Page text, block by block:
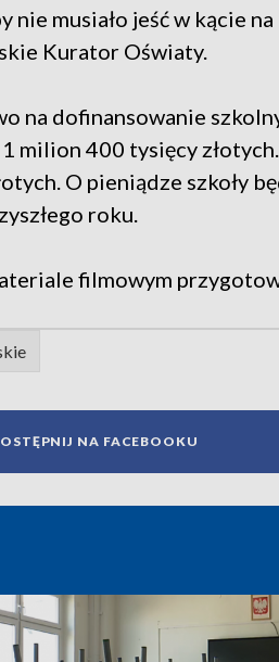
nie musiało jeść w kącie
Kurator Oświaty.
na dofinansowanie
milion 400 tysięcy
O pieniądze szkoły
roku.
filmowym
NA FACEBOOKU